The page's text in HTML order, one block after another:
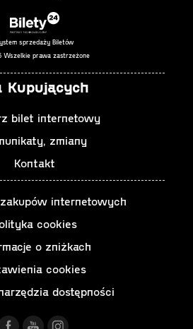
sprzedaży Biletów
Wszelkie prawa zastrzeżone
Kupujących
bilet internetowy
zmiany
Kontakt
internetowych
cookies
o zniżkach
cookies
dostępności